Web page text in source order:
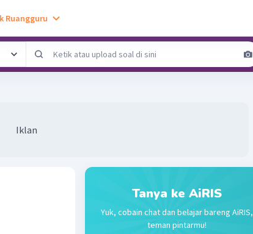
Ruangguru
Iklan
Tanya ke AiRIS
Yuk, cobain chat dan belajar bareng AiRIS,
teman pintarmu!